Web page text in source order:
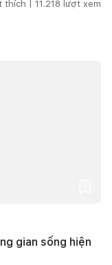
thích | 11.218 lượt xem
gian sống hiện